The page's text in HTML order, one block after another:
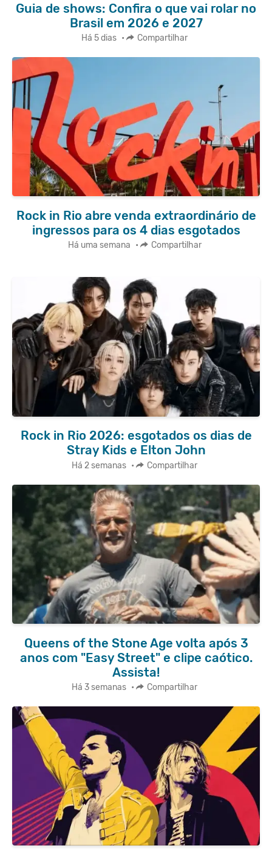
Guia de shows: Confira o que vai rolar no
Brasil em 2026 e 2027
Há 5 dias • Compartilhar
Rock in Rio abre venda extraordinário de
ingressos para os 4 dias esgotados
Há uma semana • Compartilhar
Rock in Rio 2026: esgotados os dias de
Stray Kids e Elton John
Há 2 semanas • Compartilhar
Queens of the Stone Age volta após 3
anos com "Easy Street" e clipe caótico.
Assista!
Há 3 semanas • Compartilhar